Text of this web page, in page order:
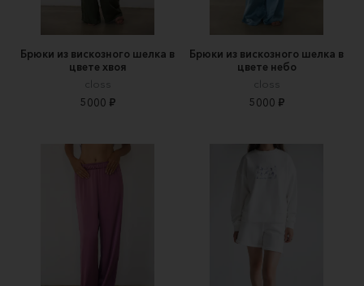
Брюки из вискозного шелка в
цвете хвоя
closs
5000 ₽
Брюки из вискозного шелка в
цвете небо
closs
5000 ₽